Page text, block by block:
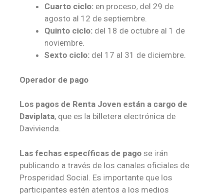
Cuarto ciclo: en proceso, del 29 de
agosto al 12 de septiembre.
Quinto ciclo: del 18 de octubre al 1 de
noviembre.
Sexto ciclo: del 17 al 31 de diciembre.
Operador de pago
Los pagos de Renta Joven están a cargo de
Daviplata, que es la billetera electrónica de
Davivienda.
Las fechas específicas de pago se irán
publicando a través de los canales oficiales de
Prosperidad Social. Es importante que los
participantes estén atentos a los medios